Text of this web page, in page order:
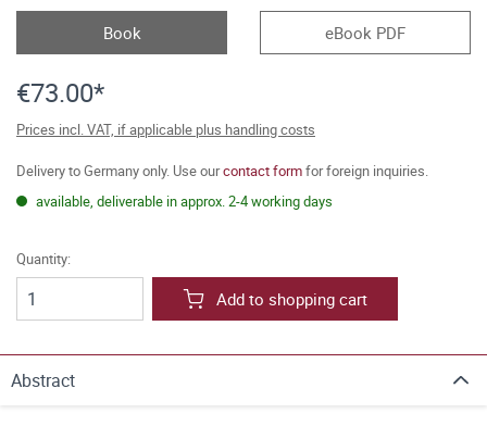
Book eBook PDF
€73.00*
Prices incl. VAT, if applicable plus handling costs
Delivery to Germany only. Use ourcontact formfor foreign inquiries.
available, deliverable in approx. 2-4 working days
Quantity:
Add to shopping cart
Abstract